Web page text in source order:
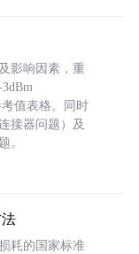
影响因素，重
值表格。同时
接器问题）及
。
耗的国家标准